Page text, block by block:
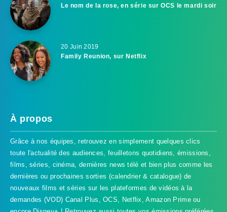
Le nom de la rose, en série sur OCS le mardi soir
20 Juin 2019
Family Reunion, sur Netflix
À propos
Grâce à nos équipes, retrouvez en simplement quelques clics
toute l'actualité des audiences, feuilletons quotidiens, émissions,
films, séries, cinéma, dernières news télé et bien plus comme les
dernières ou prochaines sorties (calendrier & catalogue) de
nouveaux films et séries sur les plateformes de vidéos à la
demandes (VOD) Canal Plus, OCS, Netflix, Amazon Prime ou